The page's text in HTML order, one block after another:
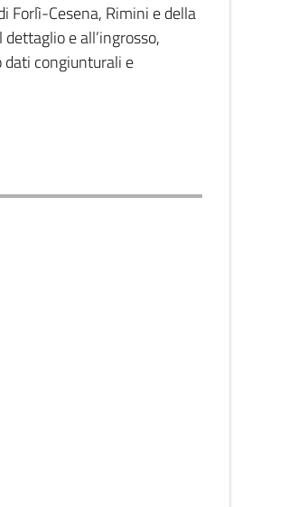
Forlì-Cesena, Rimini e della
e all’ingrosso,
dati congiunturali e